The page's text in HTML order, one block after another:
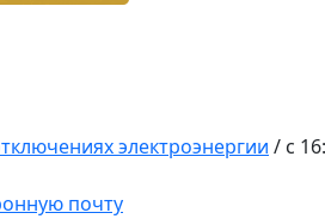
электроэнергии / с
почту